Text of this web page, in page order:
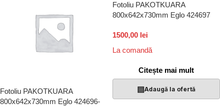
Fotoliu PAKOTKUARA
800x642x730mm Eglo 424696-
Fotoliu PAKOTKUARA
800x642x730mm Eglo 424697
1500,00 lei
La comandă
Citește mai mult
▤Adaugă la ofertă